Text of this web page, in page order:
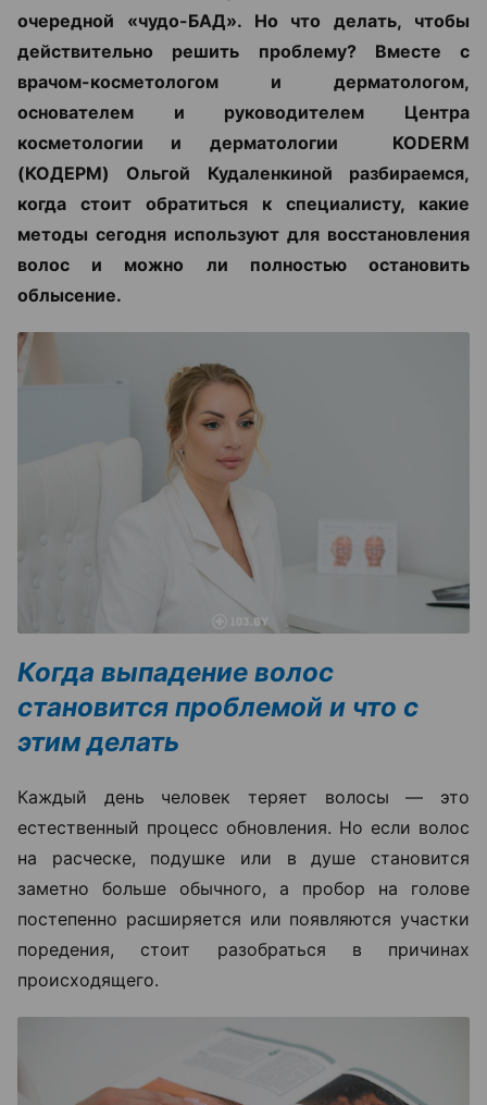
очередной «чудо-БАД». Но что делать, чтобы
действительно решить проблему? Вместе с
врачом-косметологом и дерматологом,
основателем и руководителем Центра
косметологии и дерматологии KODERM
(КОДЕРМ) Ольгой Кудаленкиной разбираемся,
когда стоит обратиться к специалисту, какие
методы сегодня используют для восстановления
волос и можно ли полностью остановить
облысение.
Когда выпадение волос
становится проблемой и что с
этим делать
Каждый день человек теряет волосы — это
естественный процесс обновления. Но если волос
на расческе, подушке или в душе становится
заметно больше обычного, а пробор на голове
постепенно расширяется или появляются участки
поредения, стоит разобраться в причинах
происходящего.